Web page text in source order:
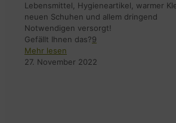
Lebensmittel, Hygieneartikel, warmer
neuen Schuhen und allem dringend
Notwendigen versorgt!
Gefällt Ihnen das?9
Mehr lesen
27. November 2022